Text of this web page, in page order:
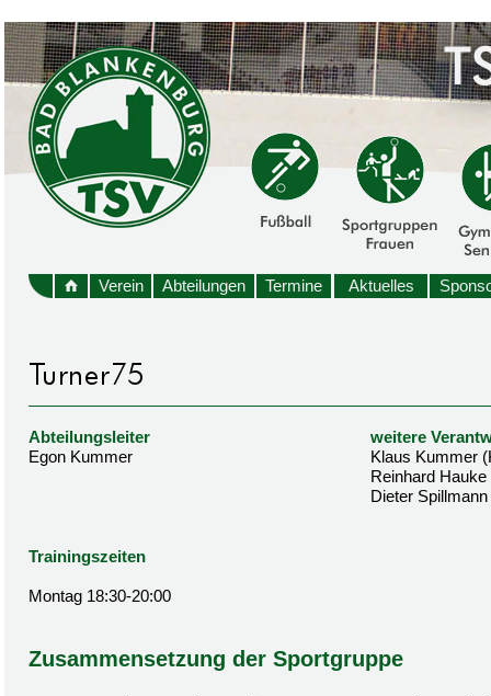
Verein Abteilungen Termine Aktuelles
Abteilungsleiter
weitere
Egon Kummer
Klaus Kummer
Reinhard Hauke
Dieter Spillmann
Trainingszeiten
Montag 18:30-20:00
Zusammensetzung der Sportgruppe